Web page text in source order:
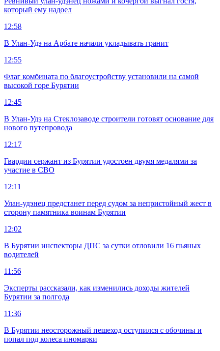
который ему надоел
12:58
В Улан-Удэ на Арбате начали укладывать гранит
12:55
Флаг комбината по благоустройству установили на самой
высокой горе Бурятии
12:45
В Улан-Удэ на Стеклозаводе строители готовят основание для
нового путепровода
12:17
Гвардии сержант из Бурятии удостоен двумя медалями за
участие в СВО
12:11
Улан-удэнец предстанет перед судом за непристойный жест в
сторону памятника воинам Бурятии
12:02
В Бурятии инспекторы ДПС за сутки отловили 16 пьяных
водителей
11:56
Эксперты рассказали, как изменились доходы жителей
Бурятии за полгода
11:36
В Бурятии неосторожный пешеход оступился с обочины и
попал под колеса иномарки